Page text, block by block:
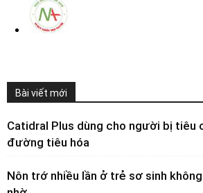
Bài viết mới
Catidral Plus dùng cho người bị tiêu
đường tiêu hóa
Nôn trớ nhiều lần ở trẻ sơ sinh